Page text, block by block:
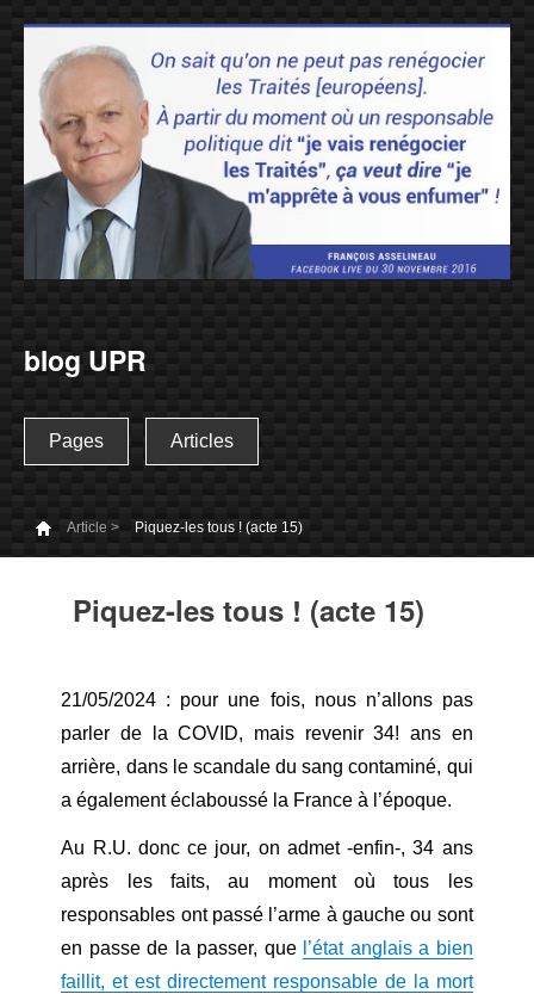
blog UPR
Pages Articles
Article > Piquez-les tous ! (acte 15)
Piquez-les tous ! (acte 15)
21/05/2024 : pour une fois, nous n’allons pas
parler de la COVID, mais revenir 34! ans en
arrière, dans le scandale du sang contaminé, qui
a également éclaboussé la France à l’époque.
Au R.U. donc ce jour, on admet -enfin-, 34 ans
après les faits, au moment où tous les
responsables ont passé l’arme à gauche ou sont
en passe de la passer, que l’état anglais a bien
faillit, et est directement responsable de la mort